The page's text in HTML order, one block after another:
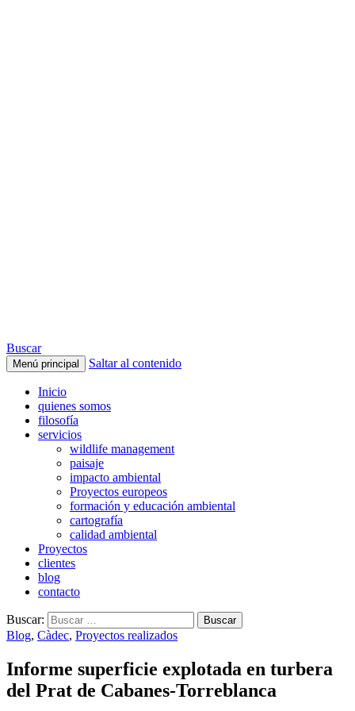
Buscar
Menú principal Saltar al contenido
Inicio
quienes somos
filosofía
servicios
wildlife management
paisaje
impacto ambiental
Proyectos europeos
formación y educación ambiental
cartografía
calidad ambiental
Proyectos
clientes
blog
contacto
Buscar:
Blog, Càdec, Proyectos realizados
Informe superficie explotada en turbera
del Prat de Cabanes-Torreblanca